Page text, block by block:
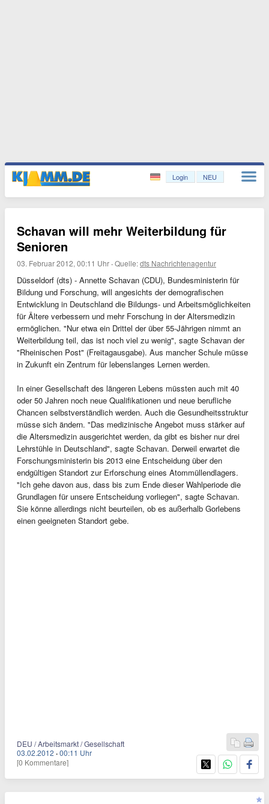
Login NEU
Schavan will mehr Weiterbildung für
Senioren
03. Februar 2012, 00:11 Uhr ·Quelle:dts Nachrichtenagentur
Düsseldorf (dts) - Annette Schavan (CDU), Bundesministerin für
Bildung und Forschung, will angesichts der demografischen
Entwicklung in Deutschland die Bildungs- und Arbeitsmöglichkeiten
für Ältere verbessern und mehr Forschung in der Altersmedizin
ermöglichen. "Nur etwa ein Drittel der über 55-Jährigen nimmt an
Weiterbildung teil, das ist noch viel zu wenig", sagte Schavan der
"Rheinischen Post" (Freitagausgabe). Aus mancher Schule müsse
in Zukunft ein Zentrum für lebenslanges Lernen werden.
In einer Gesellschaft des längeren Lebens müssten auch mit 40
oder 50 Jahren noch neue Qualifikationen und neue berufliche
Chancen selbstverständlich werden. Auch die Gesundheitsstruktur
müsse sich ändern. "Das medizinische Angebot muss stärker auf
die Altersmedizin ausgerichtet werden, da gibt es bisher nur drei
Lehrstühle in Deutschland", sagte Schavan. Derweil erwartet die
Forschungsministerin bis 2013 eine Entscheidung über den
endgültigen Standort zur Erforschung eines Atommüllendlagers.
"Ich gehe davon aus, dass bis zum Ende dieser Wahlperiode die
Grundlagen für unsere Entscheidung vorliegen", sagte Schavan.
Sie könne allerdings nicht beurteilen, ob es außerhalb Gorlebens
einen geeigneten Standort gebe.
DEU / Arbeitsmarkt / Gesellschaft
03.02.2012 ·00:11 Uhr
[0 Kommentare]